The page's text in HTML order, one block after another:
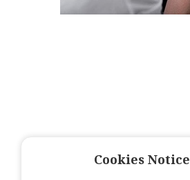
Cookies Notice